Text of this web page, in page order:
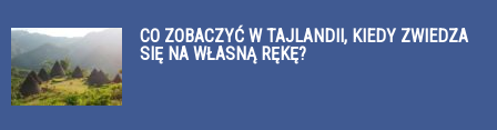
CO ZOBACZYĆ W TAJLANDII, KIEDY ZWIEDZA
SIĘ NA WŁASNĄ RĘKĘ?